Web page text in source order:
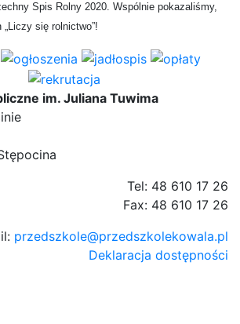
Spis Rolny 2020. Wspólnie pokazaliśmy,
się rolnictwo”!
im. Juliana Tuwima
Tel: 48 610 17 26
Fax: 48 610 17 26
przedszkole@przedszkolekowala.pl
Deklaracja dostępności